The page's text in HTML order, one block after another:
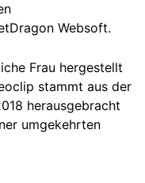
Websoft.
Frau hergestellt
stammt aus der
herausgebracht
umgekehrten